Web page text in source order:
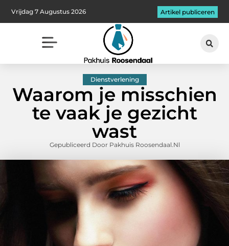
Vrijdag 7 Augustus 2026 Artikel publiceren
Dienstverlening
Waarom je misschien
te vaak je gezicht
wast
Gepubliceerd Door Pakhuis Roosendaal.nl